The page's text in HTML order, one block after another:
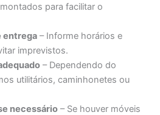
para facilitar o
entrega– Informe horários e
imprevistos.
– Dependendo do
utilitários, caminhonetes ou
necessário– Se houver móveis